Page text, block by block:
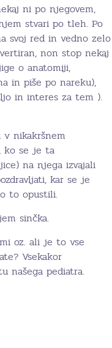
ni po njegovem,
stvari po tleh. Po
svoj red in vedno zelo
non stop nekaj
o anatomiji,
in piše po nareku),
in interes za tem ).
nikakršnem
ko se je ta
na njega izvajali
kar se je
to opustili.
sinčka.
oz. ali je to vse
Vsekakor
našega pediatra.